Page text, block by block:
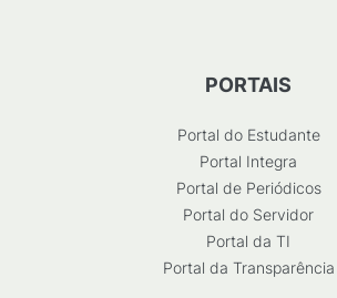
PORTAIS
Portal do Estudante
Portal Integra
Portal de Periódicos
Portal do Servidor
Portal da TI
Portal da Transparência